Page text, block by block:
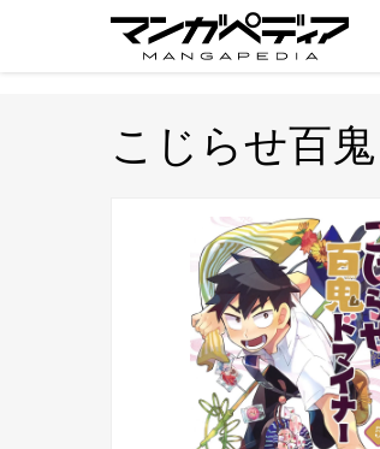
こじらせ百